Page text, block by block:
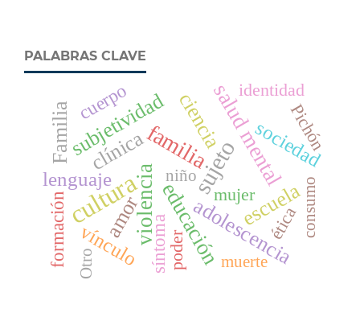
PALABRAS CLAVE
cultura
sujeto
familiasalud mental
educación
violencia adolescencia
clínica
amor
subjetividad
escuela
ciencia
Familia sociedad
lenguaje
vínculosíntoma
formación
cuerpo
mujer
ética
Pichón
identidad
poder muerte
Otro
consumo
niño